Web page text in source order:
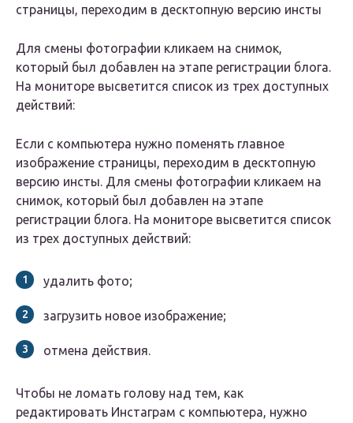
страницы, переходим в десктопную версию инсты
Для смены фотографии кликаем на снимок,
который был добавлен на этапе регистрации блога.
На мониторе высветится список из трех доступных
действий:
Если с компьютера нужно поменять главное
изображение страницы, переходим в десктопную
версию инсты. Для смены фотографии кликаем на
снимок, который был добавлен на этапе
регистрации блога. На мониторе высветится список
из трех доступных действий:
удалить фото;
загрузить новое изображение;
отмена действия.
Чтобы не ломать голову над тем, как
редактировать Инстаграм с компьютера, нужно